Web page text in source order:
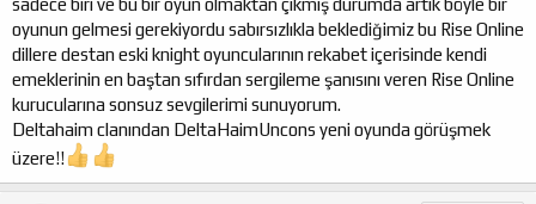
a
n
i
h
i
oyunun gelmesi gerekiyordu sabırsızlıkla beklediğimiz bu Rise Online
dillere destan eski knight oyuncularının rekabet içerisinde kendi
emeklerinin en baştan sıfırdan sergileme şanısını veren Rise Online
kurucularına sonsuz sevgilerimi sunuyorum.
Deltahaim clanından DeltaHaimUncons yeni oyunda görüşmek
üzere!!